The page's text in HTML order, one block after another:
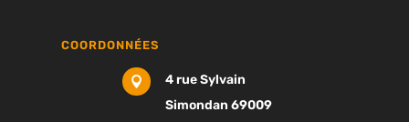
COORDONNÉES

4 rue Sylvain
Simondan 69009